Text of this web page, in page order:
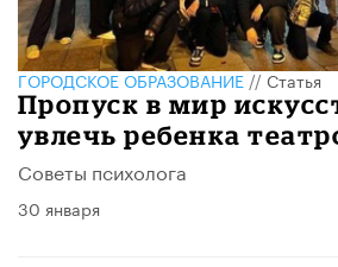
ГОРОДСКОЕ ОБРАЗОВАНИЕ//Статья
Пропуск в мир
увлечь ребенка
Советы психолога
30 января